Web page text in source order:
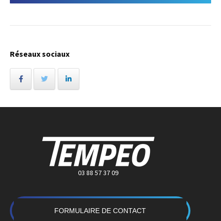
Réseaux sociaux
03 88 57 37 09
FORMULAIRE DE CONTACT